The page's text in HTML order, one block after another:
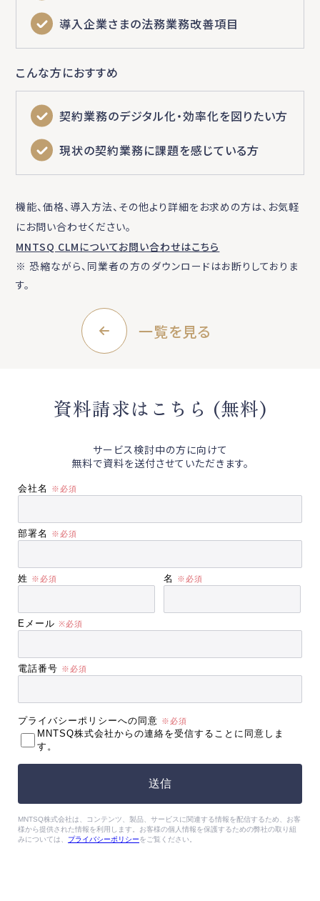
導入企業さまの法務業務改善項目
こんな方におすすめ
契約業務のデジタル化・効率化を図りたい方
現状の契約業務に課題を感じている方
機能、価格、導入方法、その他より詳細をお求めの方は、お気軽
にお問い合わせください。
MNTSQ CLMについてお問い合わせはこちら
※ 恐縮ながら、同業者の方のダウンロードはお断りしておりま
す。
一覧を見る
資料請求はこちら (無料)
サービス検討中の方に向けて
無料で資料を送付させていただきます。